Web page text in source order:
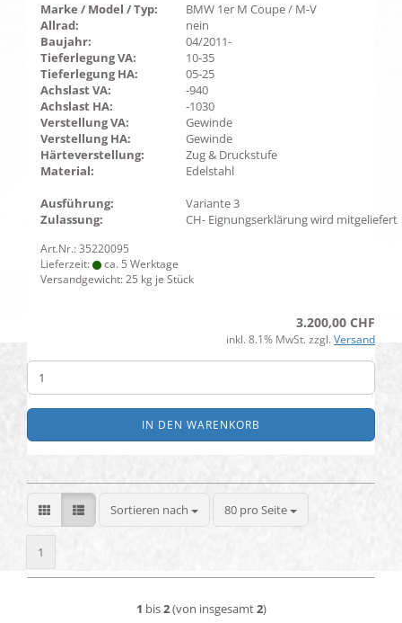
Marke / Model / Typ:
BMW 1er M Coupe / M-V
Allrad:
nein
Baujahr:
04/2011-
Tieferlegung VA:
10-35
Tieferlegung HA:
05-25
Achslast VA:
-940
Achslast HA:
-1030
Verstellung VA:
Gewinde
Verstellung HA:
Gewinde
Härteverstellung:
Zug & Druckstufe
Material:
Edelstahl
Ausführung:
Variante 3
Zulassung:
CH- Eignungserklärung wird mitgeliefert
Art.Nr.: 35220095
Lieferzeit:
ca. 5 Werktage
Versandgewicht:25 kg je Stück
3.200,00 CHF
inkl. 8.1% MwSt. zzgl. Versand
IN DEN WARENKORB
Sortieren nach
Sortieren nach 80 pro Seite
pro Seite
1
1 bis2(von insgesamt2)